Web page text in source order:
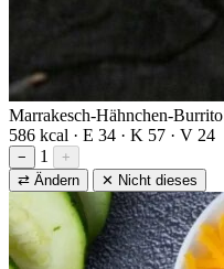
Marrakesch-Hähnchen-Burrito
586 kcal · E 34 · K 57 · V 24
− 1
+
⇄ Ändern
✕ Nicht dieses